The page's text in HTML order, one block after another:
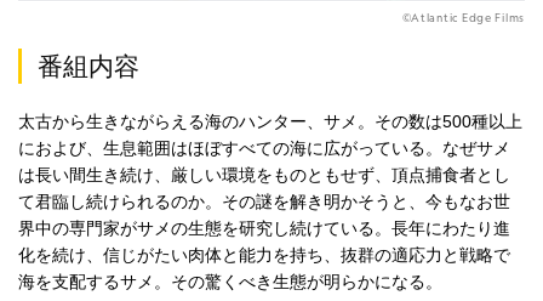
©Atlantic Edge Films
番組内容
太古から生きながらえる海のハンター、サメ。その数は500種以上
におよび、生息範囲はほぼすべての海に広がっている。なぜサメ
は長い間生き続け、厳しい環境をものともせず、頂点捕食者とし
て君臨し続けられるのか。その謎を解き明かそうと、今もなお世
界中の専門家がサメの生態を研究し続けている。長年にわたり進
化を続け、信じがたい肉体と能力を持ち、抜群の適応力と戦略で
海を支配するサメ。その驚くべき生態が明らかになる。